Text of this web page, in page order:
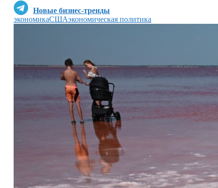
Новые бизнес-тренды
экономикаСШАэкономическая политика